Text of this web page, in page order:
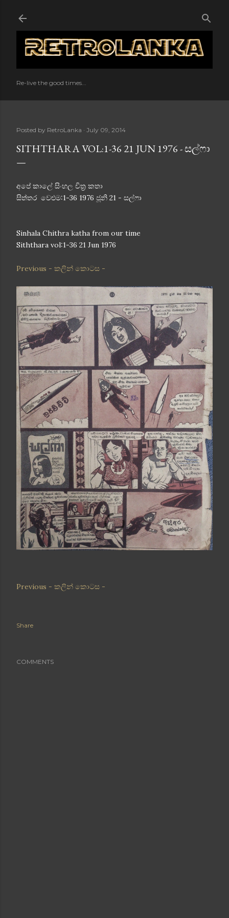
Re-live the good times...
Posted by RetroLanka July 09, 2014
SITHTHARA VOL:1-36 21 JUN 1976 - සල්ෆා
අපේ කාලේ සිංහල චිත්‍ර කතා
සිත්තර වෙළුම:1-36 1976 ජූනි 21 - සල්ෆා
Sinhala Chithra katha from our time
Siththara vol:1-36 21 Jun 1976
Previous - කලින් කොටස -
Previous - කලින් කොටස -
Share
COMMENTS